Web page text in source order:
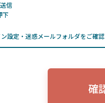
信
下
定・迷惑メールフォルダをご確認
確